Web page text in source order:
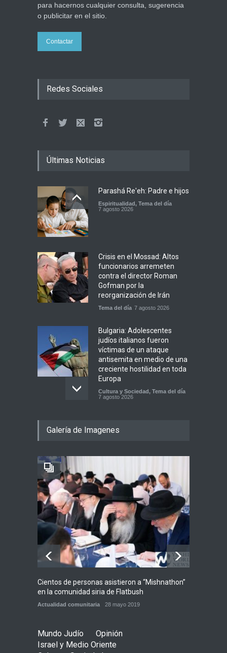
para hacernos cualquier consulta, sugerencia
o publicitar en el sitio.
Contactar
Redes Sociales
Últimas Noticias
Parashá Re'eh: Padre e hijos
Espiritualidad, Tema del día
7 agosto 2026
Crisis en el Mossad: Altos
funcionarios arremeten
contra el director Roman
Gofman por la
reorganización de Irán
Tema del día 7 agosto 2026
Bulgaria: Adolescentes
judíos italianos fueron
víctimas de un ataque
antisemita en medio de una
creciente hostilidad en toda
Europa
Cultura y Sociedad, Tema del día
7 agosto 2026
Jenin después de que un
Alarma en Israel: Crece el
temor de que el apoyo
bipartidista estadounidense
haya sufrido un daño
permanente
Israel y Medio Oriente
7 agosto 2026
Galería de Imagenes
Cientos de personas asistieron a “Mishnathon”
en la comunidad siria de Flatbush
Actualidad comunitaria 28 mayo 2019
Mundo Judío
Opinión
Israel y Medio Oriente